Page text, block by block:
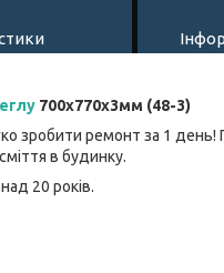
700х770х3мм (48-3)
зробити ремонт за 1 день!
в будинку.
20 років.